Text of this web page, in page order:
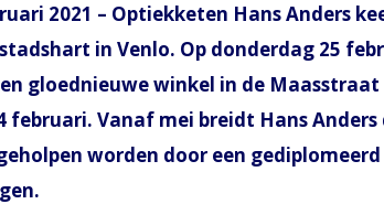
2021 – Optiekketen Hans Anders
in Venlo. Op donderdag 25
gloednieuwe winkel in de
februari. Vanaf mei breidt Hans
worden door een